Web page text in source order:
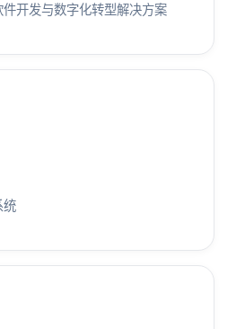
开发与数字化转型解决方案
统